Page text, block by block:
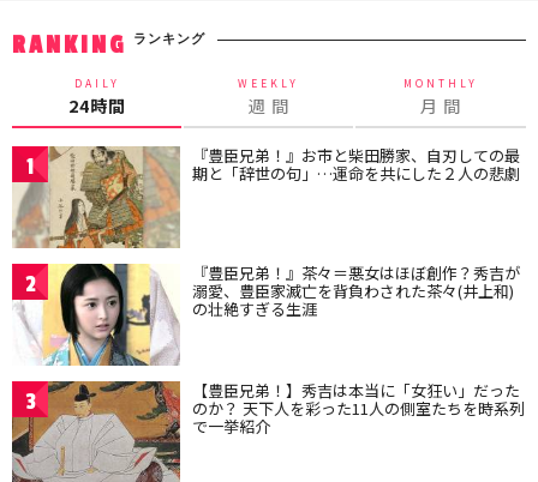
RANKING ランキング
DAILY
24時間
WEEKLY
週 間
MONTHLY
月 間
1 『豊臣兄弟！』お市と柴田勝家、自刃しての最
期と「辞世の句」…運命を共にした２人の悲劇
2 『豊臣兄弟！』茶々＝悪女はほぼ創作？秀吉が
溺愛、豊臣家滅亡を背負わされた茶々(井上和)
の壮絶すぎる生涯
3 【豊臣兄弟！】秀吉は本当に「女狂い」だった
のか？ 天下人を彩った11人の側室たちを時系列
で一挙紹介